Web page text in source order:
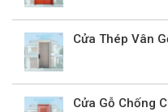
Cửa Thép Vân
Cửa Gỗ Chống